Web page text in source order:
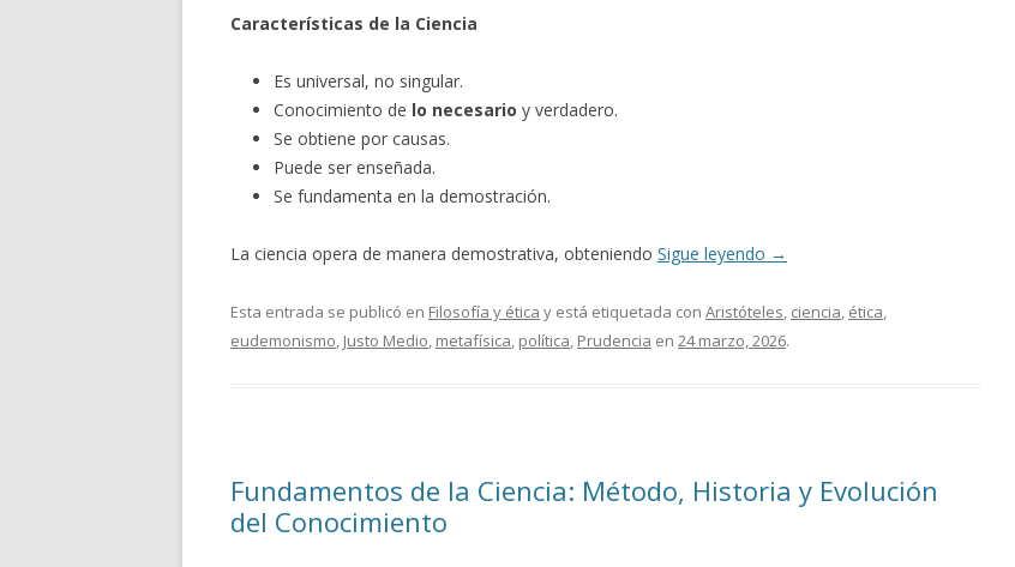
Características de la Ciencia
Es universal, no singular.
Conocimiento de lo necesario y verdadero.
Se obtiene por causas.
Puede ser enseñada.
Se fundamenta en la demostración.
La ciencia opera de manera demostrativa, obteniendo Sigue leyendo →
Esta entrada se publicó en Filosofía y ética y está etiquetada con Aristóteles, ciencia, ética,
eudemonismo, Justo Medio, metafísica, política, Prudencia en 24 marzo, 2026.
Fundamentos de la Ciencia: Método, Historia y Evolución
del Conocimiento